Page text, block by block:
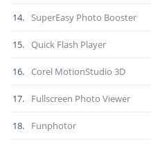
14. SuperEasy Photo Booster
15. Quick Flash Player
16. Corel MotionStudio 3D
17. Fullscreen Photo Viewer
18. Funphotor